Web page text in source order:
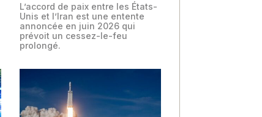
L’accord de paix entre les États-
Unis et l’Iran est une entente
annoncée en juin 2026 qui
prévoit un cessez-le-feu
prolongé.